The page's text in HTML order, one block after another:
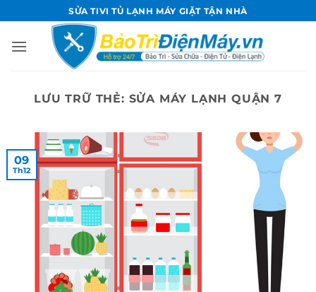
qua
nội
SỬA TIVI TỦ LẠNH MÁY GIẶT TẬN NHÀ
LƯU TRỮ THẺ: SỬA MÁY LẠNH QUẬN 7
09
Th12